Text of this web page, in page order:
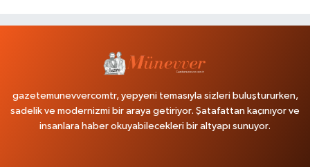
gazetemunevvercomtr, yepyeni temasıyla sizleri buluştururken,
sadelik ve modernizmi bir araya getiriyor. Şatafattan kaçınıyor ve
insanlara haber okuyabilecekleri bir altyapı sunuyor.